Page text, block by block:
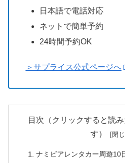
日本語で電話対応
ネットで簡単予約
24時間予約OK
＞サプライス公式ページへ
目次（クリックすると読
す）
ナミビアレンタカー周遊10